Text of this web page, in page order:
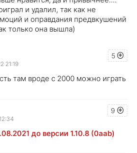
и удалил, так как не
и оправдания предвкушений
только она вышла)
5
21:19
там вроде с 2000 можно играть
9
до версии 1.10.8 (0aab)